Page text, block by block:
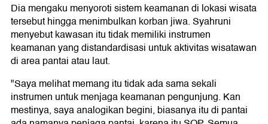
Dia mengaku menyoroti sistem keamanan di lokasi wisata
tersebut hingga menimbulkan korban jiwa. Syahruni
menyebut kawasan itu tidak memiliki instrumen
keamanan yang distandardisasi untuk aktivitas wisatawan
di area pantai atau laut.
"Saya melihat memang itu tidak ada sama sekali
instrumen untuk menjaga keamanan pengunjung. Kan
mestinya, saya analogikan begini, biasanya itu di pantai